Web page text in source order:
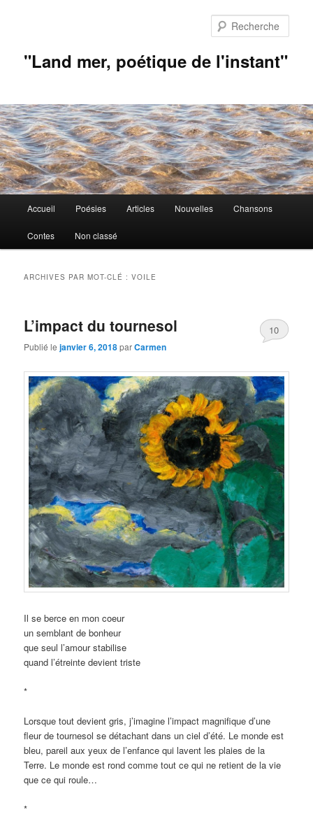
"Land mer, poétique de l'instant"
principal
Accueil Poésies Articles Nouvelles Chansons
Contes Non classé
ARCHIVES PAR MOT-CLÉ :VOILE
L’impact du tournesol
Publié lejanvier 6, 2018parCarmen
10
Il se berce en mon coeur
un semblant de bonheur
que seul l’amour stabilise
quand l’étreinte devient triste
*
Lorsque tout devient gris, j’imagine l’impact magnifique d’une
fleur de tournesol se détachant dans un ciel d’été. Le monde est
bleu, pareil aux yeux de l’enfance qui lavent les plaies de la
Terre. Le monde est rond comme tout ce qui ne retient de la vie
que ce qui roule…
*